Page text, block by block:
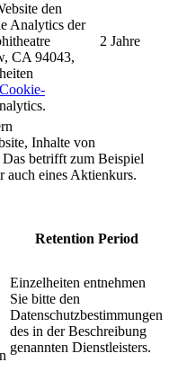
den
Analytics der
CA 94043,
Cookie-
2 Jahre
Inhalte von
betrifft zum Beispiel
auch eines Aktienkurs.
Retention Period
Einzelheiten entnehmen
Sie bitte den
Datenschutzbestimmungen
des in der Beschreibung
genannten Dienstleisters.